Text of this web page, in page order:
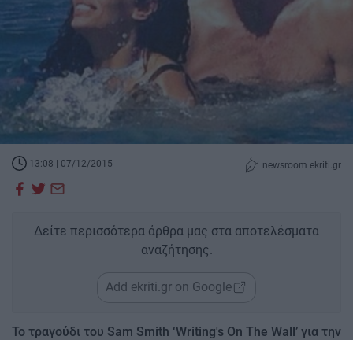
13:08 | 07/12/2015 newsroom ekriti.gr
Δείτε περισσότερα άρθρα μας στα αποτελέσματα
αναζήτησης.
Add ekriti.gr on Google
Το τραγούδι του Sam Smith ‘Writing's On The Wall’ για την